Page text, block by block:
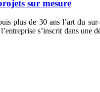
sur mesure
plus de 30 ans l’art du
s’inscrit dans